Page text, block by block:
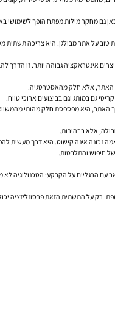
גם מחקר מילות מפתח הופך
טוב על אתר מבולגן. היא צריכה תשתית
האתר, אלא חלק מהאסטרטגיה.
גם במותג וגם בביצועים ארוכי טווח.
האתר, היא מפספסת חלק מהותי
אינה קישוט. היא דרך מעשית
של חיפוש והתלבטות.
עם הרגליים על הקרקע: הטכנולוגיה
רק על התשתית הזאת פרסונליזציה